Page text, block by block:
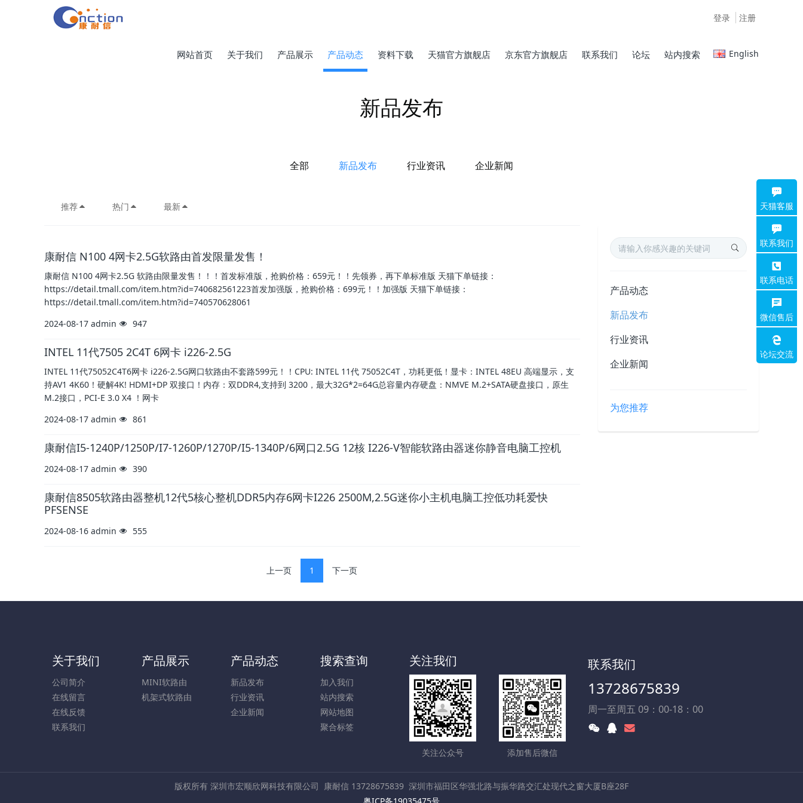
登录 注册
网站首页 关于我们 产品展示 产品动态 资料下载 天猫官方旗舰店 京东官方旗舰店 联系我们 论坛 站内搜索 English
新品发布
全部 新品发布 行业资讯 企业新闻
推荐 热门 最新
康耐信 N100 4网卡2.5G软路由首发限量发售！
康耐信 N100 4网卡2.5G 软路由限量发售！！！首发标准版，抢购价格：659元！！先领券，再下单标准版 天猫下单链接：
https://detail.tmall.com/item.htm?id=740682561223首发加强版，抢购价格：699元！！加强版 天猫下单链接：
https://detail.tmall.com/item.htm?id=740570628061
2024-08-17 admin 947
INTEL 11代7505 2C4T 6网卡 i226-2.5G
INTEL 11代75052C4T6网卡 i226-2.5G网口软路由不套路599元！！CPU: INTEL 11代 75052C4T，功耗更低！显卡：INTEL 48EU 高端显示，支
持AV1 4K60！硬解4K! HDMI+DP 双接口！内存：双DDR4,支持到 3200，最大32G*2=64G总容量内存硬盘：NMVE M.2+SATA硬盘接口，原生
M.2接口，PCI-E 3.0 X4 ！网卡
2024-08-17 admin 861
康耐信I5-1240P/1250P/I7-1260P/1270P/I5-1340P/6网口2.5G 12核 I226-V智能软路由器迷你静音电脑工控机
2024-08-17 admin 390
康耐信8505软路由器整机12代5核心整机DDR5内存6网卡I226 2500M,2.5G迷你小主机电脑工控低功耗爱快
PFSENSE
2024-08-16 admin 555
上一页 1 下一页
产品动态
新品发布
行业资讯
企业新闻
为您推荐
关于我们
公司简介
在线留言
在线反馈
联系我们
产品展示
MINI软路由
机架式软路由
产品动态
新品发布
行业资讯
企业新闻
搜索查询
加入我们
站内搜索
网站地图
聚合标签
关注我们
关注公众号 添加售后微信
联系我们
13728675839
周一至周五 09：00-18：00
版权所有 深圳市宏顺欣网科技有限公司 康耐信 13728675839 深圳市福田区华强北路与振华路交汇处现代之窗大厦B座28F
天猫客服
联系我们
联系电话
微信售后
论坛交流